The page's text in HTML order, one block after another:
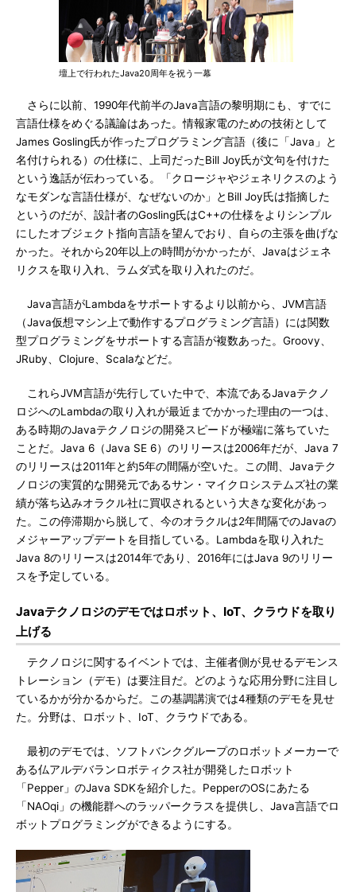
壇上で行われたJava20周年を祝う一幕
さらに以前、1990年代前半のJava言語の黎明期にも、すでに
言語仕様をめぐる議論はあった。情報家電のための技術として
James Gosling氏が作ったプログラミング言語（後に「Java」と
名付けられる）の仕様に、上司だったBill Joy氏が文句を付けた
という逸話が伝わっている。「クロージャやジェネリクスのよう
なモダンな言語仕様が、なぜないのか」とBill Joy氏は指摘した
というのだが、設計者のGosling氏はC++の仕様をよりシンプル
にしたオブジェクト指向言語を望んでおり、自らの主張を曲げな
かった。それから20年以上の時間がかかったが、Javaはジェネ
リクスを取り入れ、ラムダ式を取り入れたのだ。
Java言語がLambdaをサポートするより以前から、JVM言語
（Java仮想マシン上で動作するプログラミング言語）には関数
型プログラミングをサポートする言語が複数あった。Groovy、
JRuby、Clojure、Scalaなどだ。
これらJVM言語が先行していた中で、本流であるJavaテクノ
ロジへのLambdaの取り入れが最近までかかった理由の一つは、
ある時期のJavaテクノロジの開発スピードが極端に落ちていた
ことだ。Java 6（Java SE 6）のリリースは2006年だが、Java 7
のリリースは2011年と約5年の間隔が空いた。この間、Javaテク
ノロジの実質的な開発元であるサン・マイクロシステムズ社の業
績が落ち込みオラクル社に買収されるという大きな変化があっ
た。この停滞期から脱して、今のオラクルは2年間隔でのJavaの
メジャーアップデートを目指している。Lambdaを取り入れた
Java 8のリリースは2014年であり、2016年にはJava 9のリリー
スを予定している。
Javaテクノロジのデモではロボット、IoT、クラウドを取り
上げる
テクノロジに関するイベントでは、主催者側が見せるデモンス
トレーション（デモ）は要注目だ。どのような応用分野に注目し
ているかが分かるからだ。この基調講演では4種類のデモを見せ
た。分野は、ロボット、IoT、クラウドである。
最初のデモでは、ソフトバンクグループのロボットメーカーで
ある仏アルデバランロボティクス社が開発したロボット
「Pepper」のJava SDKを紹介した。PepperのOSにあたる
「NAOqi」の機能群へのラッパークラスを提供し、Java言語でロ
ボットプログラミングができるようにする。